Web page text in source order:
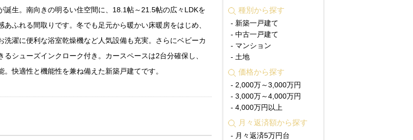
誕生。南向きの明るい住空間に、18.1帖～21.5帖の広々LDKを
ふれる間取りです。冬でも足元から暖かい床暖房をはじめ、
濯に便利な浴室乾燥機など人気設備も充実。さらにベビーカ
シューズインクローク付き。カースペースは2台分確保し、
快適性と機能性を兼ね備えた新築戸建てです。
種別から探す
- 新築一戸建て
- 中古一戸建て
- マンション
- 土地
価格から探す
- 2,000万～3,000万円
- 3,000万～4,000万円
- 4,000万円以上
月々返済額から探す
- 月々返済5万円台